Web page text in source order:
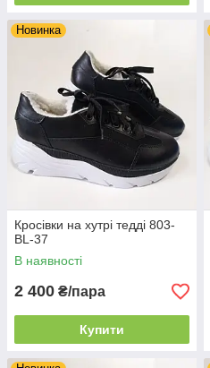
Новинка
Кросівки на хутрі тедді 803-
BL-37
В наявності
2 400 ₴/пара
Купити